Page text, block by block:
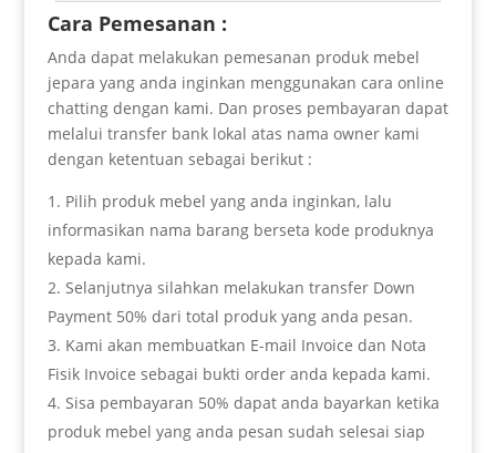
Cara Pemesanan :
Anda dapat melakukan pemesanan produk mebel
jepara yang anda inginkan menggunakan cara online
chatting dengan kami. Dan proses pembayaran dapat
melalui transfer bank lokal atas nama owner kami
dengan ketentuan sebagai berikut :
Pilih produk mebel yang anda inginkan, lalu
informasikan nama barang berseta kode produknya
kepada kami.
Selanjutnya silahkan melakukan transfer Down
Payment 50% dari total produk yang anda pesan.
Kami akan membuatkan E-mail Invoice dan Nota
Fisik Invoice sebagai bukti order anda kepada kami.
Sisa pembayaran 50% dapat anda bayarkan ketika
produk mebel yang anda pesan sudah selesai siap